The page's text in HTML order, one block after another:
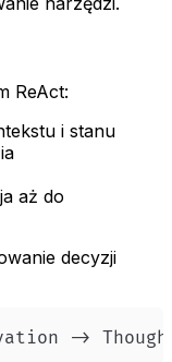
ReAct:
i stanu
aż do
decyzji
->